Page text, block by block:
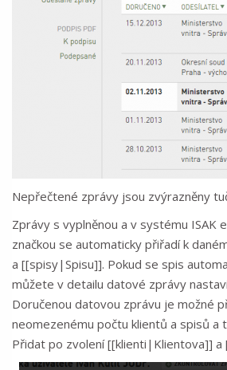
Nepřečtené zprávy jsou zvýrazněny
Zprávy s vyplněnou a v systému ISAK
značkou se automaticky přiřadí k
a [[spisy|Spisu]]. Pokud se spis
můžete v detailu datové zprávy
Doručenou datovou zprávu je možné
neomezenému počtu klientů a spisů a
Přidat po zvolení [[klienti|Klientova]]